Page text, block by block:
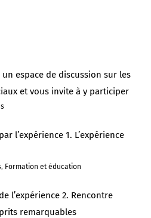
espace de discussion sur les
et vous invite à y participer
l’expérience 1. L’expérience
, Formation et éducation
l’expérience 2. Rencontre
remarquables